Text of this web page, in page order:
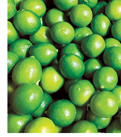
frescas
colombianas
continúan
ganando
espacio
en
el
mercado
externo